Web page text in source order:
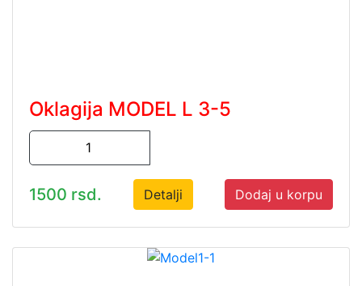
Oklagija MODEL L 3-5
1500 rsd. Detalji Dodaj u korpu